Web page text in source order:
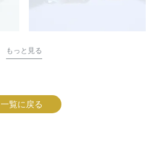
もっと見る
一覧に戻る